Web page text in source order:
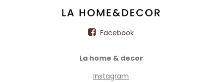
Facebook
La home & decor
Instagram